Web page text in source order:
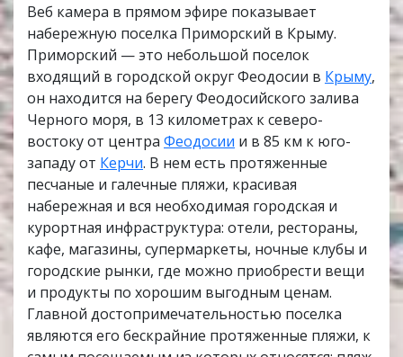
Веб камера в прямом эфире показывает
набережную поселка Приморский в Крыму.
Приморский — это небольшой поселок
входящий в городской округ Феодосии в Крыму,
он находится на берегу Феодосийского залива
Черного моря, в 13 километрах к северо-
востоку от центра Феодосии и в 85 км к юго-
западу от Керчи. В нем есть протяженные
песчаные и галечные пляжи, красивая
набережная и вся необходимая городская и
курортная инфраструктура: отели, рестораны,
кафе, магазины, супермаркеты, ночные клубы и
городские рынки, где можно приобрести вещи
и продукты по хорошим выгодным ценам.
Главной достопримечательностью поселка
являются его бескрайние протяженные пляжи, к